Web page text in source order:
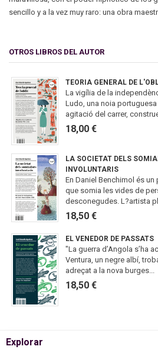
sencillo y a la vez muy raro: una obra
OTROS LIBROS DEL AUTOR
TEORIA GENERAL DE
La vigília de la
Ludo, una noia
agitació del carrer,
18,00 €
LA SOCIETAT DELS
INVOLUNTARIS
En Daniel Benchimol és
que somia les vides de
desconegudes. L?artista
18,50 €
EL VENEDOR DE PASSATS
"La guerra d’Angola s’ha
Ventura, un negre albí,
adreçat a la nova burges...
18,50 €
Explorar